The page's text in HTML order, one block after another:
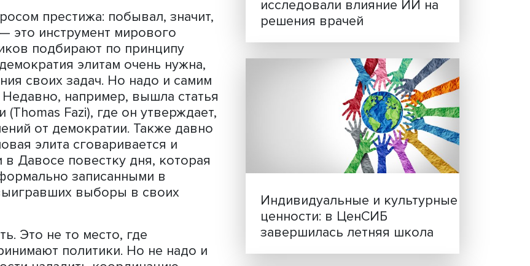
очередной Всемирный
Он знаменит, но его роль не
это не то место, где принимаются
происходит координация
Своими оценками слета мировой
руководительдепартамента
мировой экономики и мировой
НИУ ВШЭЛеонид Григорьев
вопросом престижа: побывал, значит,
— это инструмент мирового
подбирают по принципу
демократия элитам очень нужна,
решения своих задач. Но надо и самим
Недавно, например, вышла статья
Иллюзия безопасности:
исследовали влияние
решения врачей